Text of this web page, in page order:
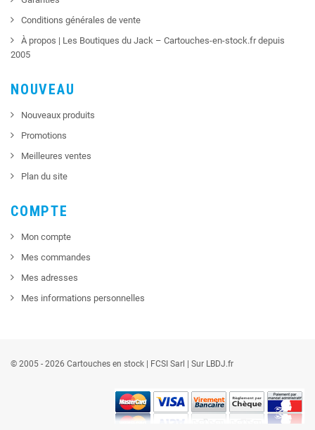
Conditions générales de vente
À propos | Les Boutiques du Jack – Cartouches-en-stock.fr depuis
2005
NOUVEAU
Nouveaux produits
Promotions
Meilleures ventes
Plan du site
COMPTE
Mon compte
Mes commandes
Mes adresses
Mes informations personnelles
© 2005 - 2026 Cartouches en stock | FCSI Sarl | Sur LBDJ.fr